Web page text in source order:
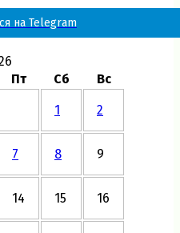
на Telegram
Пт Сб Вс
1 2
7 8 9
14 15 16